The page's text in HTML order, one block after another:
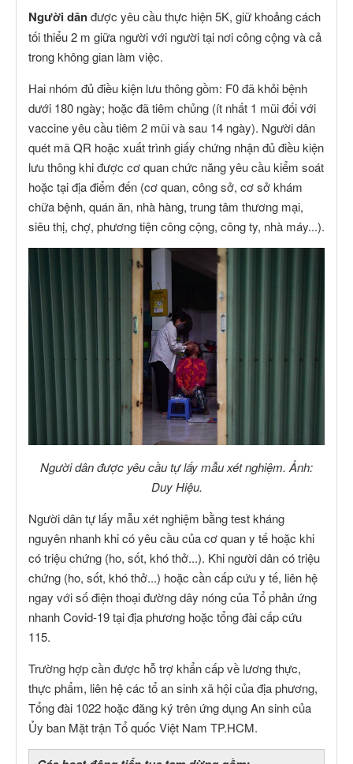
Người dânđược yêu cầu thực hiện 5K, giữ khoảng cách
tối thiểu 2 m giữa người với người tại nơi công cộng và cả
trong không gian làm việc.
Hai nhóm đủ điều kiện lưu thông gồm: F0 đã khỏi bệnh
dưới 180 ngày; hoặc đã tiêm chủng (ít nhất 1 mũi đối với
vaccine yêu cầu tiêm 2 mũi và sau 14 ngày). Người dân
quét mã QR hoặc xuất trình giấy chứng nhận đủ điều kiện
lưu thông khi được cơ quan chức năng yêu cầu kiểm soát
hoặc tại địa điểm đến (cơ quan, công sở, cơ sở khám
chữa bệnh, quán ăn, nhà hàng, trung tâm thương mại,
siêu thị, chợ, phương tiện công cộng, công ty, nhà máy...).
Người dân được yêu cầu tự lấy mẫu xét nghiệm. Ảnh:
Duy Hiệu.
Người dân tự lấy mẫu xét nghiệm bằng test kháng
nguyên nhanh khi có yêu cầu của cơ quan y tế hoặc khi
có triệu chứng (ho, sốt, khó thở...). Khi người dân có triệu
chứng (ho, sốt, khó thở...) hoặc cần cấp cứu y tế, liên hệ
ngay với số điện thoại đường dây nóng của Tổ phản ứng
nhanh Covid-19 tại địa phương hoặc tổng đài cấp cứu
115.
Trường hợp cần được hỗ trợ khẩn cấp về lương thực,
thực phẩm, liên hệ các tổ an sinh xã hội của địa phương,
Tổng đài 1022 hoặc đăng ký trên ứng dụng An sinh của
Ủy ban Mặt trận Tổ quốc Việt Nam TP.HCM.